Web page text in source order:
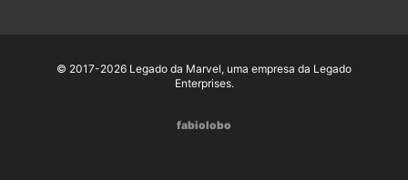
© 2017-2026 Legado da Marvel, uma empresa da Legado
Enterprises.
fabiolobo